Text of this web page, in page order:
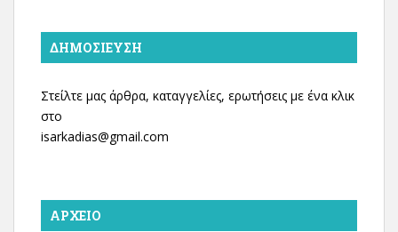
ΔΗΜΟΣΊΕΥΣΗ
Στείλτε μας άρθρα, καταγγελίες, ερωτήσεις με ένα κλικ
στο
isarkadias@gmail.com
ΑΡΧΕΊΟ